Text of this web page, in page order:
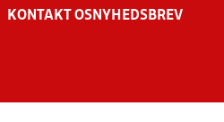
KONTAKT OS NYHEDSBREV